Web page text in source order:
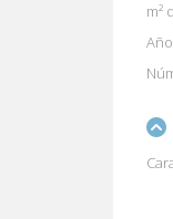
m²